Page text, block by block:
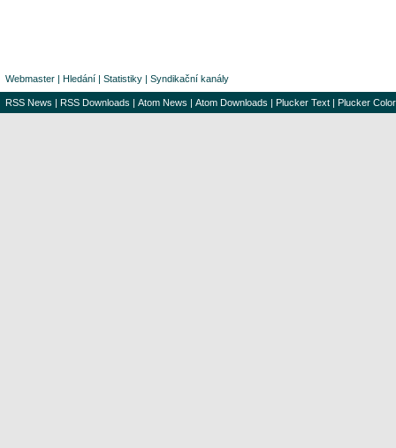
Webmaster | Hledání | Statistiky | Syndikační kanály
RSS News | RSS Downloads | Atom News | Atom Downloads | Plucker Text | Plucker Color